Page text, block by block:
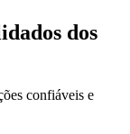
dos
confiáveis e